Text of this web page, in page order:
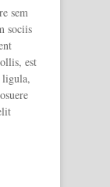
sem
sociis
est